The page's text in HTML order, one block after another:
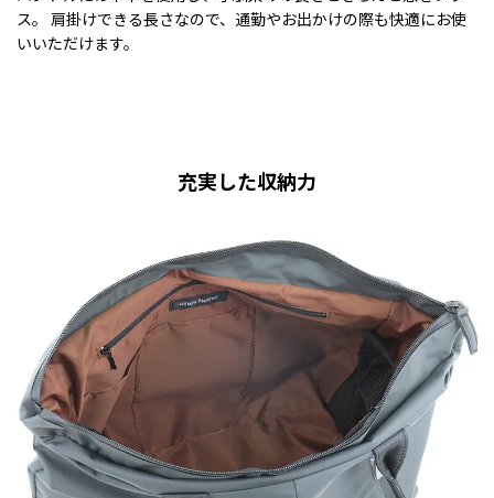
ス。 肩掛けできる長さなので、通勤やお出かけの際も快適にお使
いいただけます。
充実した収納力